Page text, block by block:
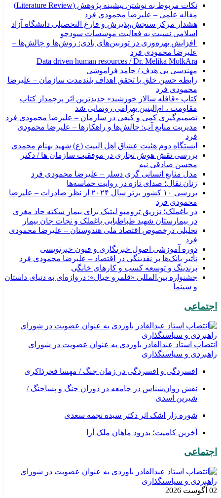
نکات مربوط به نوشتن پیشینه پژوهش (Literature Review)
مقاله علمی – علیرضا محمودی فرد
هشدار مرکز سنجش،پذیرش و فارغ التحصیلی دانشگاه آزاد
اسلامی نسبت به فعالیت موسسات سودجو
افزایش بهره‌وری در توربین‌های بادی: روش‌ها و چالش‌ها –
علیرضا محمودی فرد
Data driven human resources / Dr. Melika MolkAra
مهندسی بی هدف / حامد فراموشی
رابطه حسن خلق با تحقق اهداف بلندمدت سازمان – علیرضا
محمودی فرد
کتاب «قافله‌ سالار خورشید» جدیدترین اثر پرچمدار کتاب
مقاومت ، ام‌البنین بهرامی رونمایی شد
تصمیم‌گیری کمی و کیفی در سازمان – علیرضا محمودی فرد
مدیریت منابع آب: چالش‌ها و راهکارها – علیرضا محمودی
فرد
ایستگاه دوم هئیت عشاق اهل البیت (ع) شهید بهنام محمدی
بررسی نقش هوش تجاری در موفقیت سازمان ها / دکتر
محسن صادقی نیه
مدل منابع انسانی گری دسلر – علیرضا محمودی فرد
زنان نقال؛ صدای تازه در روایت حماسه‌ها
بررسی ۱۰ کشور برتر سال ۲۰۲۴ از نظر صادرات – علیرضا
محمودی فرد
در باغملک؛ تزریق ترومبو لیتیک برای بیمار سکته حاد مغزی
در بیمارستان شهید طباطبایی باغملک و نجات جان بیمار
تحلیلی درخصوص اقتصاد ملی هندوستان – علیرضا محمودی
فرد
دوره آموزشی اصول خبرنگاری و فنون خبرنویسی
تأثیر بانک‌ها بر نقدینگی در اقتصاد – علیرضا محمودی فرد
برندینگ و توسعه کسب و کارهای خانگی
جشنواره بین‌المللی «قلمرو خیال»: دروازه‌ای به دنیای داستان
و سینما
اجتماعی
انتصاب استاد عبدالقادر باوردی به عنوان عضویت در شورای
راهبردی و سیاستگذاری
افسردگی و افسردگی در زمان جنگ / مهسا فخرذاکری
نقش روان‌شناس در جامعه در دوران جنگ و پساجنگ /
شیرین اسدی
شوره زار اشک اثر دکتر سیده نجمه سعدی
​آخرین کامیت؛ بدرود ماهان ملک آرا
اجتماعی
02 آگوست 2026